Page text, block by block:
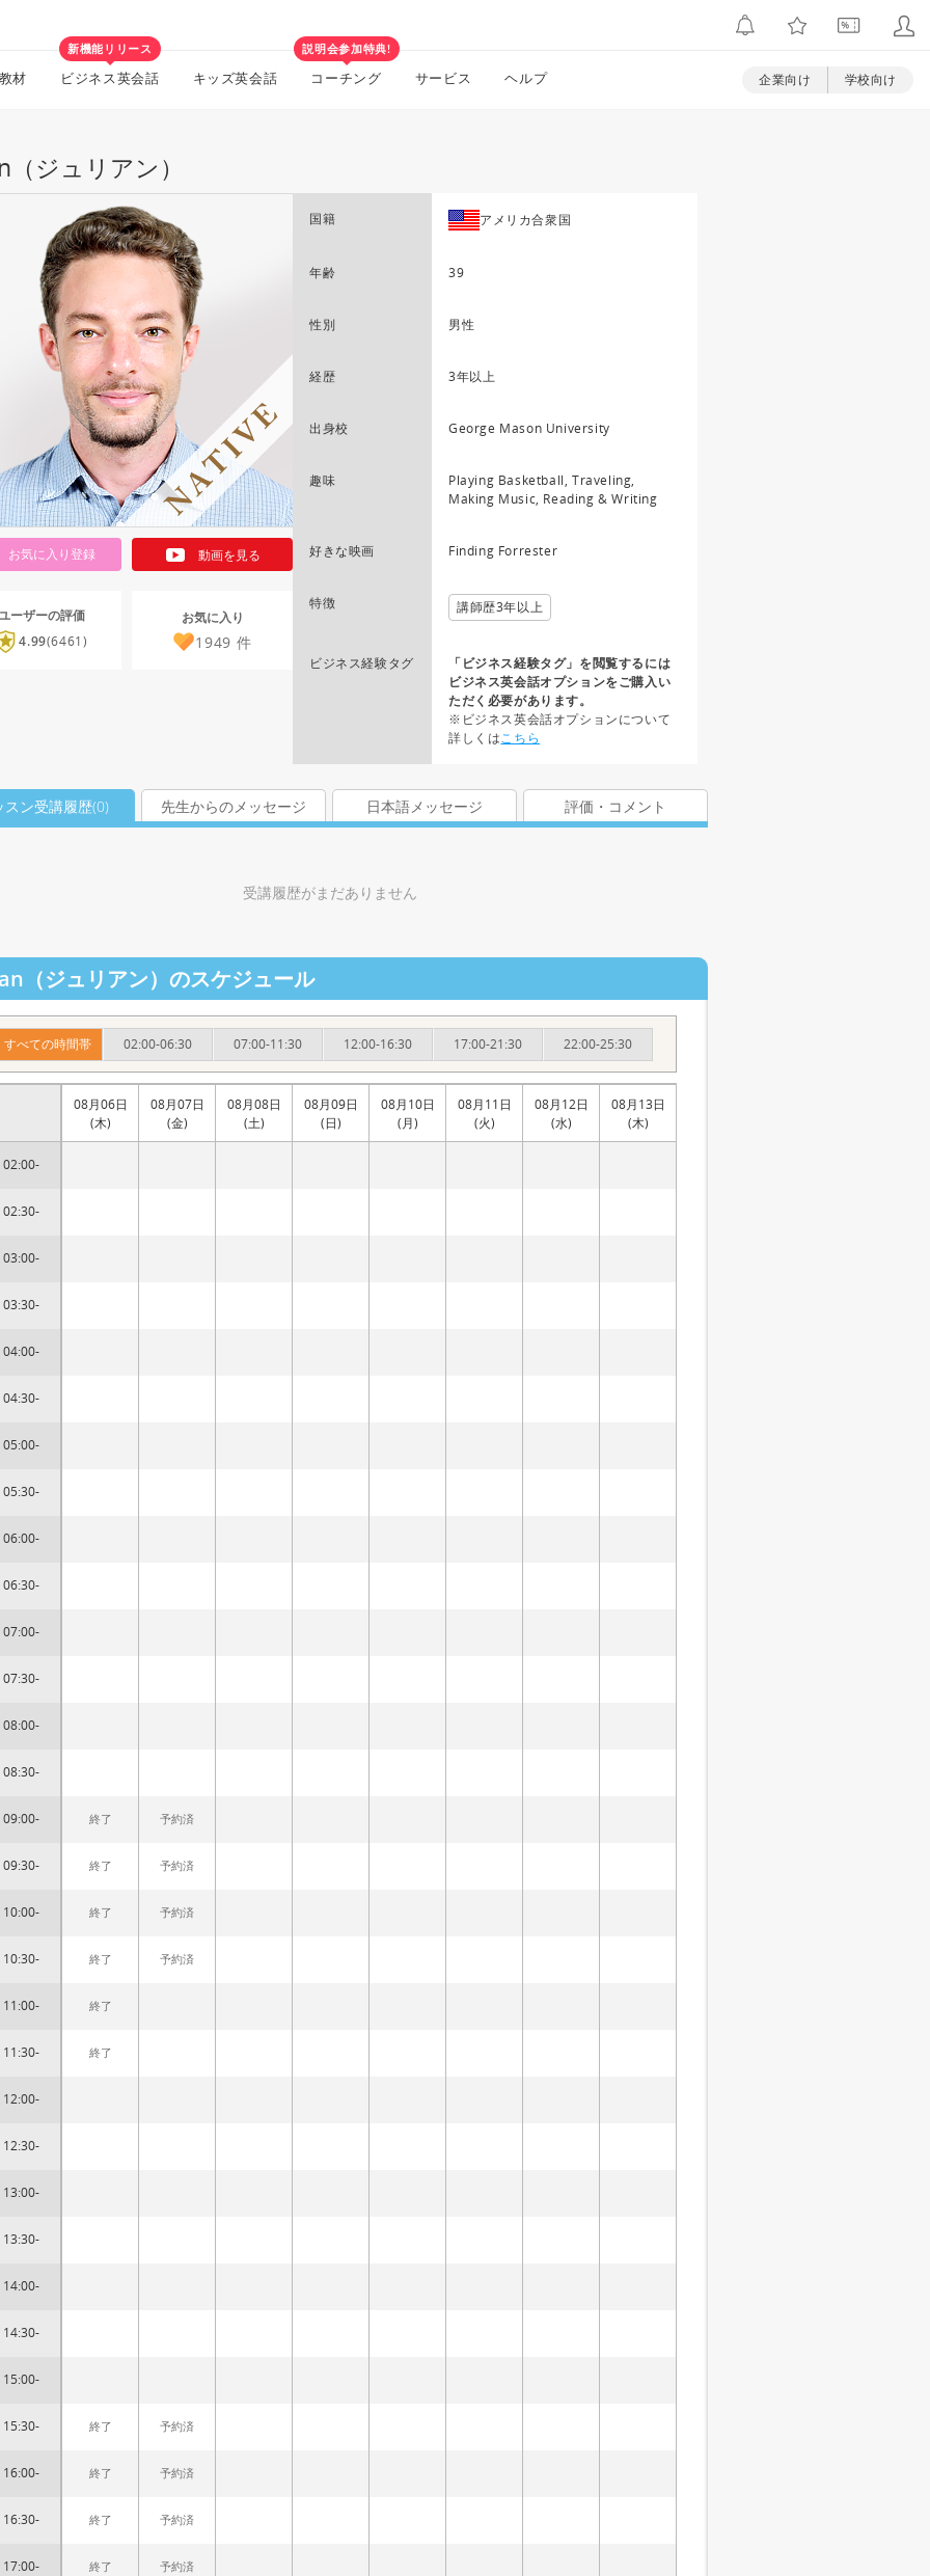
材
新機能リリース
ビジネス英会話 キッズ英会話
説明会参加特典!
コーチング サービス ヘルプ 企業向け 学校向け
（ジュリアン）
お気に入り登録 動画を見る
ーザーの評価
4.99(6461)
お気に入り
1949 件
国籍 アメリカ合衆国
年齢 39
性別 男性
経歴 3年以上
出身校 George Mason University
趣味
Playing Basketball, Traveling,
Making Music, Reading & Writing
好きな映画 Finding Forrester
特徴 講師歴3年以上
ビジネス経験タグ
「ビジネス経験タグ」を閲覧するには
ビジネス英会話オプションをご購入い
ただく必要があります。
※ビジネス英会話オプションについて
詳しくはこちら
スン受講履歴(0) 先生からのメッセージ 日本語メッセージ 評価・コメント
受講履歴がまだありません
（ジュリアン）のスケジュール
すべての時間帯 02:00-06:30 07:00-11:30 12:00-16:30 17:00-21:30 22:00-25:30
02:00-
02:30-
03:00-
03:30-
04:00-
04:30-
05:00-
05:30-
06:00-
06:30-
07:00-
07:30-
08:00-
08:30-
09:00-
09:30-
10:00-
10:30-
11:00-
11:30-
12:00-
12:30-
13:00-
13:30-
14:00-
14:30-
15:00-
15:30-
16:00-
16:30-
17:00-
08月06日
(木)
終了
終了
終了
終了
終了
終了
終了
終了
終了
終了
08月07日
(金)
予約済
予約済
予約済
予約済
予約済
予約済
予約済
予約済
08月08日
(土)
08月09日
(日)
08月10日
(月)
08月11日
(火)
08月12日
(水)
08月13日
(木)